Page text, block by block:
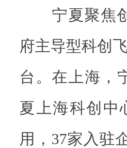
宁夏聚焦创
府主导型科创
台。在上海
夏上海科创中
用，37家入驻